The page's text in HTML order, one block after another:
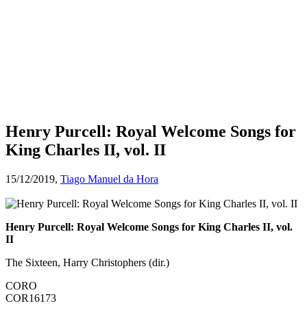
Henry Purcell: Royal Welcome Songs for
King Charles II, vol. II
15/12/2019, Tiago Manuel da Hora
Henry Purcell: Royal Welcome Songs for King Charles II, vol.
II
The Sixteen, Harry Christophers (dir.)
CORO
COR16173